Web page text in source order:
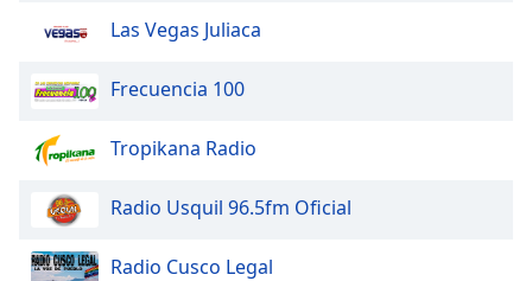
window.
Escape
cancel
and
close
Las Vegas Juliaca
Frecuencia 100
Tropikana Radio
Radio Usquil 96.5fm Oficial
Radio Cusco Legal